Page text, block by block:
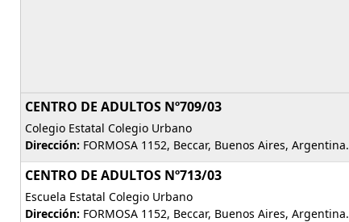
CENTRO DE ADULTOS Nº709/03
Colegio Estatal Colegio Urbano
Dirección: FORMOSA 1152, Beccar, Buenos Aires, Argentina.
CENTRO DE ADULTOS Nº713/03
Escuela Estatal Colegio Urbano
Dirección: FORMOSA 1152, Beccar, Buenos Aires, Argentina.